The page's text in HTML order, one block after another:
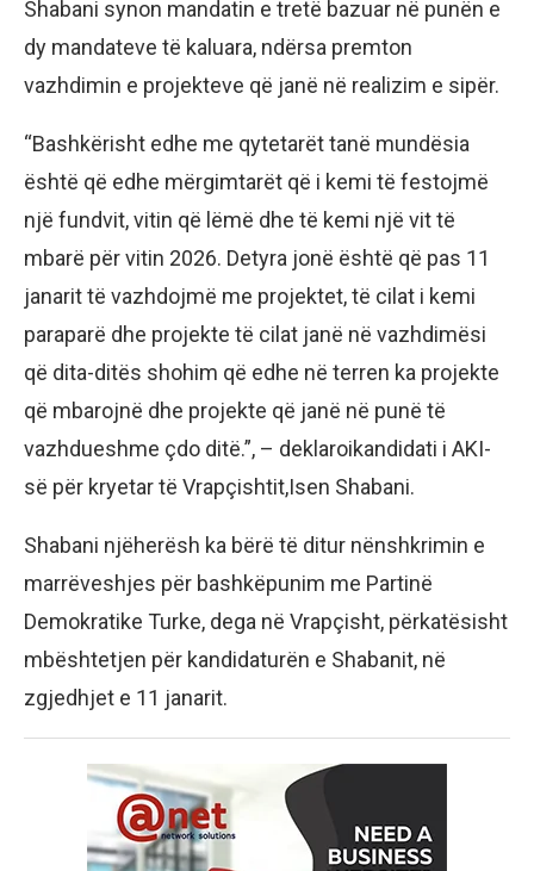
Shabani synon mandatin e tretë bazuar në punën e
dy mandateve të kaluara, ndërsa premton
vazhdimin e projekteve që janë në realizim e sipër.
“Bashkërisht edhe me qytetarët tanë mundësia
është që edhe mërgimtarët që i kemi të festojmë
një fundvit, vitin që lëmë dhe të kemi një vit të
mbarë për vitin 2026. Detyra jonë është që pas 11
janarit të vazhdojmë me projektet, të cilat i kemi
paraparë dhe projekte të cilat janë në vazhdimësi
që dita-ditës shohim që edhe në terren ka projekte
që mbarojnë dhe projekte që janë në punë të
vazhdueshme çdo ditë.”, – deklaroikandidati i AKI-
së për kryetar të Vrapçishtit,Isen Shabani.
Shabani njëherësh ka bërë të ditur nënshkrimin e
marrëveshjes për bashkëpunim me Partinë
Demokratike Turke, dega në Vrapçisht, përkatësisht
mbështetjen për kandidaturën e Shabanit, në
zgjedhjet e 11 janarit.